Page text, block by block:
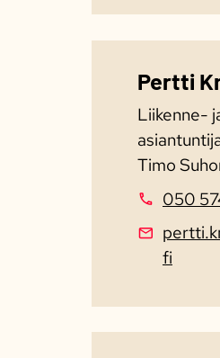
Pertti
Liikenne-
Timo
050
fi